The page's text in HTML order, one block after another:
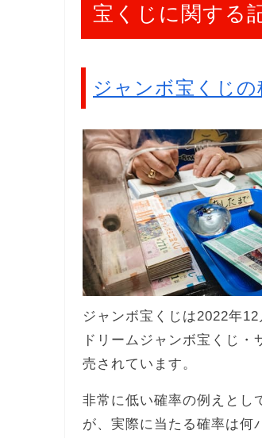
宝くじに関する
ジャンボ宝くじ
ジャンボ宝くじは2022年
ドリームジャンボ宝くじ
売されています。
非常に低い確率の例えとし
が、実際に当たる確率は何